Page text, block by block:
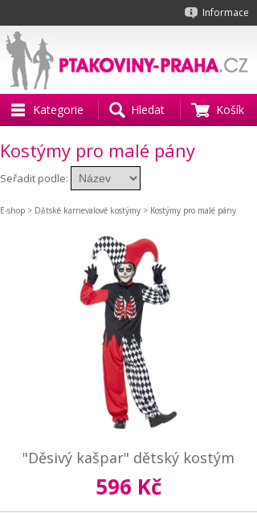
Informace
Kategorie Hledat Košík
Kostýmy pro malé pány
Seřadit podle:
E-shop > Dětské karnevalové kostýmy > Kostýmy pro malé pány
"Děsivý kašpar" dětský kostým
596 Kč